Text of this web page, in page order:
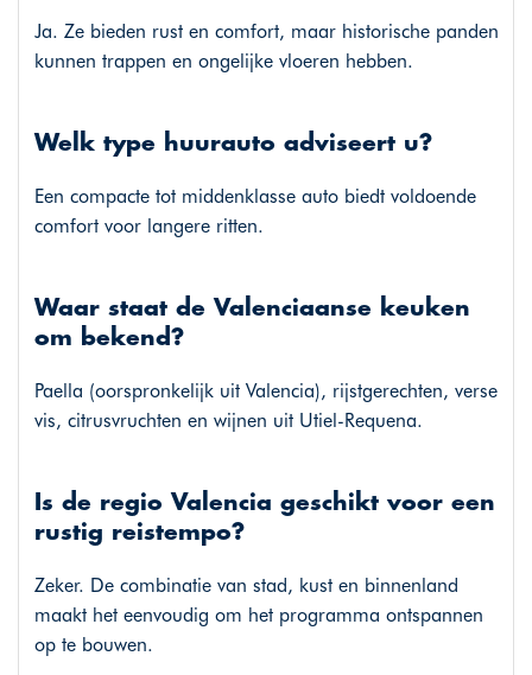
Ja. Ze bieden rust en comfort, maar historische panden
kunnen trappen en ongelijke vloeren hebben.
Welk type huurauto adviseert u?
Een compacte tot middenklasse auto biedt voldoende
comfort voor langere ritten.
Waar staat de Valenciaanse keuken
om bekend?
Paella (oorspronkelijk uit Valencia), rijstgerechten, verse
vis, citrusvruchten en wijnen uit Utiel-Requena.
Is de regio Valencia geschikt voor een
rustig reistempo?
Zeker. De combinatie van stad, kust en binnenland
maakt het eenvoudig om het programma ontspannen
op te bouwen.